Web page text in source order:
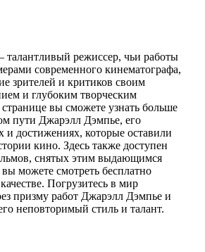
режиссер, чьи работы
современного кинематографа,
зрителей и критиков своим
и глубоким творческим
вы сможете узнать больше
пути Джарэлл Дэмпье, его
и достижениях, которые оставили
кино. Здесь также доступен
снятых этим выдающимся
можете смотреть бесплатно
Погрузитесь в мир
призму работ Джарэлл Дэмпье и
неповторимый стиль и талант.